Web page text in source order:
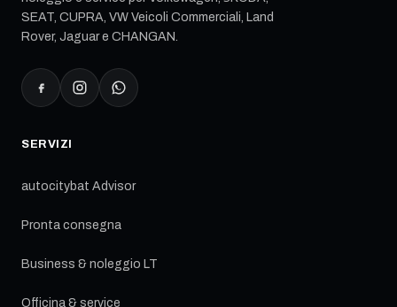
SEAT, CUPRA, VW Veicoli Commerciali, Land
Rover, Jaguar e CHANGAN.
SERVIZI
autocitybat Advisor
Pronta consegna
Business & noleggio LT
Officina & service